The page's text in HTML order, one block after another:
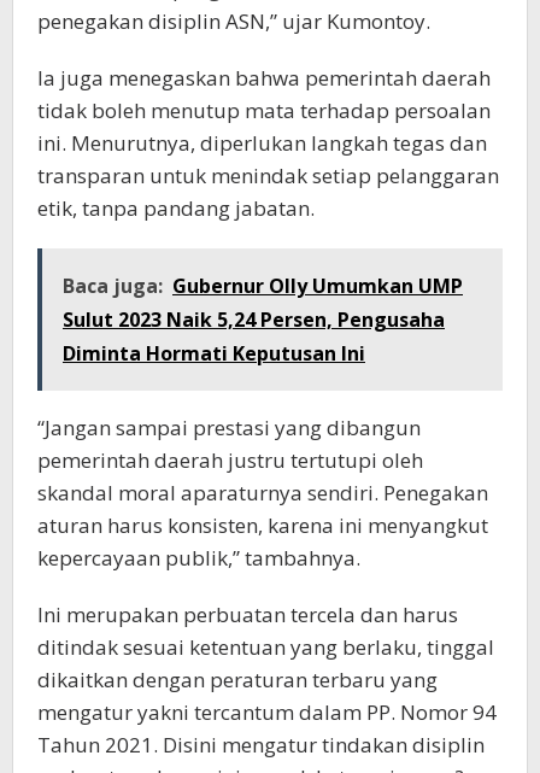
penegakan disiplin ASN,” ujar Kumontoy.
Ia juga menegaskan bahwa pemerintah daerah
tidak boleh menutup mata terhadap persoalan
ini. Menurutnya, diperlukan langkah tegas dan
transparan untuk menindak setiap pelanggaran
etik, tanpa pandang jabatan.
Baca juga: Gubernur Olly Umumkan UMP
Sulut 2023 Naik 5,24 Persen, Pengusaha
Diminta Hormati Keputusan Ini
“Jangan sampai prestasi yang dibangun
pemerintah daerah justru tertutupi oleh
skandal moral aparaturnya sendiri. Penegakan
aturan harus konsisten, karena ini menyangkut
kepercayaan publik,” tambahnya.
Ini merupakan perbuatan tercela dan harus
ditindak sesuai ketentuan yang berlaku, tinggal
dikaitkan dengan peraturan terbaru yang
mengatur yakni tercantum dalam PP. Nomor 94
Tahun 2021. Disini mengatur tindakan disiplin